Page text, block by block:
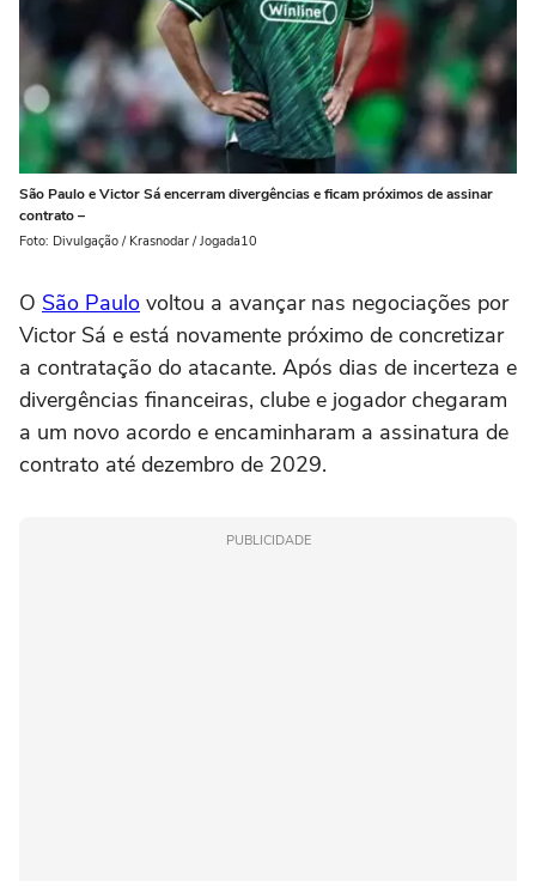
São Paulo e Victor Sá encerram divergências e ficam próximos de assinar
contrato –
Foto: Divulgação / Krasnodar / Jogada10
O São Paulo voltou a avançar nas negociações por
Victor Sá e está novamente próximo de concretizar
a contratação do atacante. Após dias de incerteza e
divergências financeiras, clube e jogador chegaram
a um novo acordo e encaminharam a assinatura de
contrato até dezembro de 2029.
PUBLICIDADE